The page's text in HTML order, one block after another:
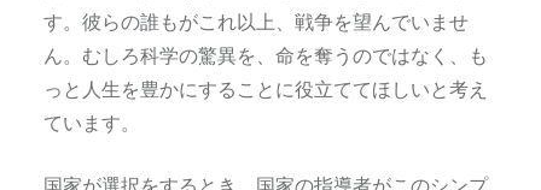
す。彼らの誰もがこれ以上、戦争を望んでいませ
ん。むしろ科学の驚異を、命を奪うのではなく、も
っと人生を豊かにすることに役立ててほしいと考え
ています。
国家が選択をするとき、国家の指導者がこのシンプ